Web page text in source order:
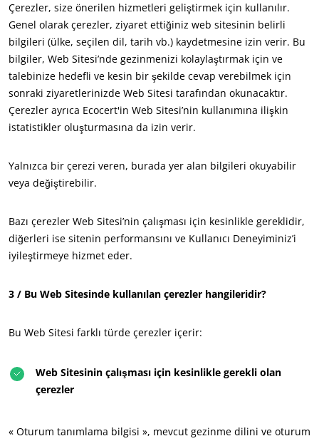
ECOCERT
Hakkımızda
Haberler
Kanada (Fransızca)
(İngilizce)
Kolombiya (İspanyolca)
Meksika (İspanyolca)
Peru (İspanyolca)
Şili (İspanyolca)
Avrupa
Almanya (Almanca)
Portekiz (Portekizce)
Romanya (Rumence)
İspanya (İspanyolca)
Çerezler, size önerilen hizmetleri geliştirmek için kullanılır.
Genel olarak çerezler, ziyaret ettiğiniz web sitesinin belirli
bilgileri (ülke, seçilen dil, tarih vb.) kaydetmesine izin verir. Bu
bilgiler, Web Sitesi’nde gezinmenizi kolaylaştırmak için ve
talebinize hedefli ve kesin bir şekilde cevap verebilmek için
sonraki ziyaretlerinizde Web Sitesi tarafından okunacaktır.
Çerezler ayrıca Ecocert'in Web Sitesi’nin kullanımına ilişkin
istatistikler oluşturmasına da izin verir.
Yalnızca bir çerezi veren, burada yer alan bilgileri okuyabilir
veya değiştirebilir.
Bazı çerezler Web Sitesi’nin çalışması için kesinlikle gereklidir,
diğerleri ise sitenin performansını ve Kullanıcı Deneyiminiz’i
iyileştirmeye hizmet eder.
3 / Bu Web Sitesinde kullanılan çerezler hangileridir?
Bu Web Sitesi farklı türde çerezler içerir:
Web Sitesinin çalışması için kesinlikle gerekli olan
çerezler
« Oturum tanımlama bilgisi », mevcut gezinme dilini ve oturum